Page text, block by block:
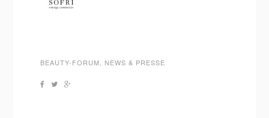
BEAUTY-FORUM, NEWS & PRESSE